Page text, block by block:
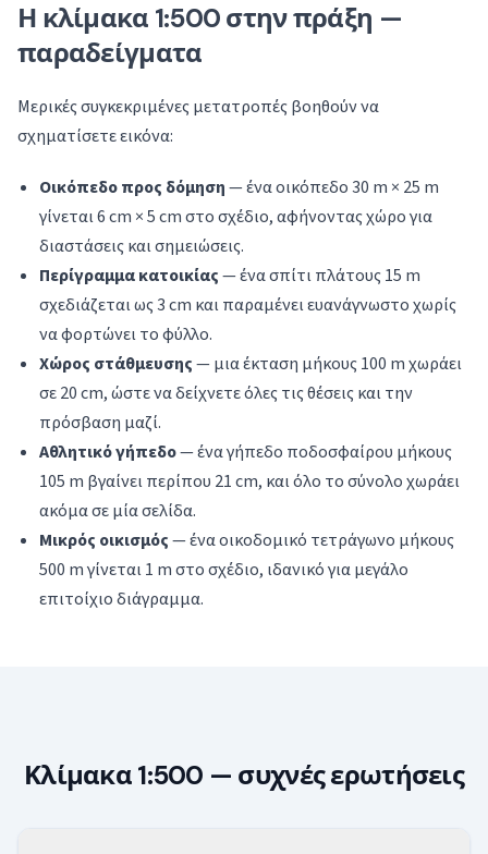
Η κλίμακα 1:500 στην πράξη —
παραδείγματα
Μερικές συγκεκριμένες μετατροπές βοηθούν να
σχηματίσετε εικόνα:
Οικόπεδο προς δόμηση— ένα οικόπεδο 30 m × 25 m
γίνεται 6 cm × 5 cm στο σχέδιο, αφήνοντας χώρο για
διαστάσεις και σημειώσεις.
Περίγραμμα κατοικίας— ένα σπίτι πλάτους 15 m
σχεδιάζεται ως 3 cm και παραμένει ευανάγνωστο χωρίς
να φορτώνει το φύλλο.
Χώρος στάθμευσης— μια έκταση μήκους 100 m χωράει
σε 20 cm, ώστε να δείχνετε όλες τις θέσεις και την
πρόσβαση μαζί.
Αθλητικό γήπεδο— ένα γήπεδο ποδοσφαίρου μήκους
105 m βγαίνει περίπου 21 cm, και όλο το σύνολο χωράει
ακόμα σε μία σελίδα.
Μικρός οικισμός— ένα οικοδομικό τετράγωνο μήκους
500 m γίνεται 1 m στο σχέδιο, ιδανικό για μεγάλο
επιτοίχιο διάγραμμα.
Κλίμακα 1:500 — συχνές ερωτήσεις